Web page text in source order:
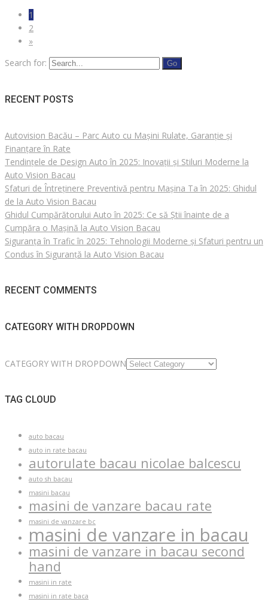
1
2
»
Search for:
RECENT POSTS
Autovision Bacău – Parc Auto cu Mașini Rulate, Garanție și
Finanțare în Rate
Tendințele de Design Auto în 2025: Inovații și Stiluri Moderne la
Auto Vision Bacau
Sfaturi de Întreținere Preventivă pentru Mașina Ta în 2025: Ghidul
de la Auto Vision Bacau
Ghidul Cumpărătorului Auto în 2025: Ce să Știi înainte de a
Cumpăra o Mașină la Auto Vision Bacau
Siguranța în Trafic în 2025: Tehnologii Moderne și Sfaturi pentru un
Condus în Siguranță la Auto Vision Bacau
RECENT COMMENTS
CATEGORY WITH DROPDOWN
CATEGORY WITH DROPDOWN
TAG CLOUD
auto bacau
auto in rate bacau
autorulate bacau nicolae balcescu
auto sh bacau
masini bacau
masini de vanzare bacau rate
masini de vanzare bc
masini de vanzare in bacau
masini de vanzare in bacau second
hand
masini in rate
masini in rate baca